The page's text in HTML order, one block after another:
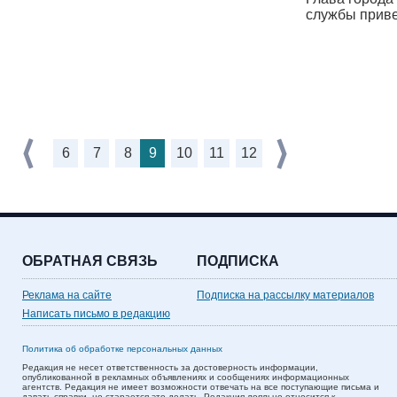
службы
6 7 8 9 10 11 12
ОБРАТНАЯ СВЯЗЬ
Реклама на сайте
Написать письмо в редакцию
ПОДПИСКА
Подписка на рассылку материалов
Политика об обработке персональных данных
Редакция не несет ответственность за достоверность информации,
опубликованной в рекламных объявлениях и сообщениях информационных
агентств. Редакция не имеет возможности отвечать на все поступающие письма и